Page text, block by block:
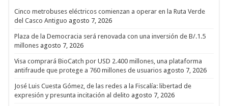
Cinco metrobuses eléctricos comienzan a operar en la Ruta Verde
del Casco Antiguo agosto 7, 2026
Plaza de la Democracia será renovada con una inversión de B/.1.5
millones agosto 7, 2026
Visa comprará BioCatch por USD 2.400 millones, una plataforma
antifraude que protege a 760 millones de usuarios agosto 7, 2026
José Luis Cuesta Gómez, de las redes a la Fiscalía: libertad de
expresión y presunta incitación al delito agosto 7, 2026